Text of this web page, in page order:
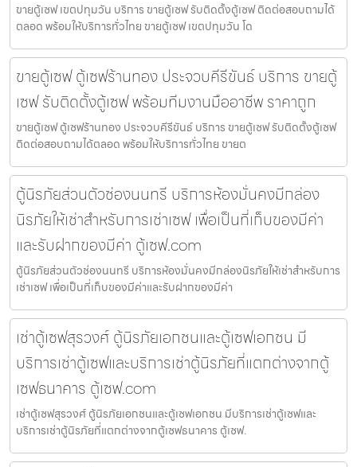
ขายตู้เซฟ เขตปทุมวัน บริการ ขายตู้เซฟ รับติดตั้งตู้เซฟ ติดต่อสอบถามได้
ตลอด พร้อมให้บริการทั่วไทย ขายตู้เซฟ เขตปทุมวัน โด
ขายตู้เซฟ ตู้เซฟร้านทอง ประจวบคีรีขันธ์ บริการ ขายตู้
เซฟ รับติดตั้งตู้เซฟ พร้อมทีมงานมืออาชีพ ราคาถูก
ขายตู้เซฟ ตู้เซฟร้านทอง ประจวบคีรีขันธ์ บริการ ขายตู้เซฟ รับติดตั้งตู้เซฟ
ติดต่อสอบถามได้ตลอด พร้อมให้บริการทั่วไทย ขายต
ตู้นิรภัยส่วนตัวช่องนนทรี บริการห้องมั่นคงมีกล่อง
นิรภัยให้เช่าสำหรับการเช่าเซฟ เพื่อเป็นที่เก็บของมีค่า
และรับฝากของมีค่า ตู้เซฟ.com
ตู้นิรภัยส่วนตัวช่องนนทรี บริการห้องมั่นคงมีกล่องนิรภัยให้เช่าสำหรับการ
เช่าเซฟ เพื่อเป็นที่เก็บของมีค่าและรับฝากของมีค่า
เช่าตู้เซฟสุรวงศ์ ตู้นิรภัยเอกชนและตู้เซฟเอกชน มี
บริการเช่าตู้เซฟและบริการเช่าตู้นิรภัยที่แตกต่างจากตู้
เซฟธนาคาร ตู้เซฟ.com
เช่าตู้เซฟสุรวงศ์ ตู้นิรภัยเอกชนและตู้เซฟเอกชน มีบริการเช่าตู้เซฟและ
บริการเช่าตู้นิรภัยที่แตกต่างจากตู้เซฟธนาคาร ตู้เซฟ.